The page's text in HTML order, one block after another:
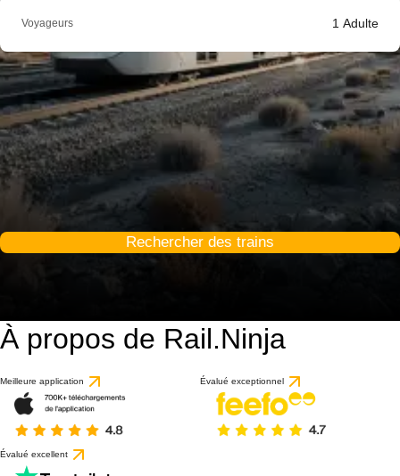
Voyageurs 1 Adulte
Rechercher des trains
À propos de Rail.Ninja
Meilleure application Évalué exceptionnel
Évalué excellent